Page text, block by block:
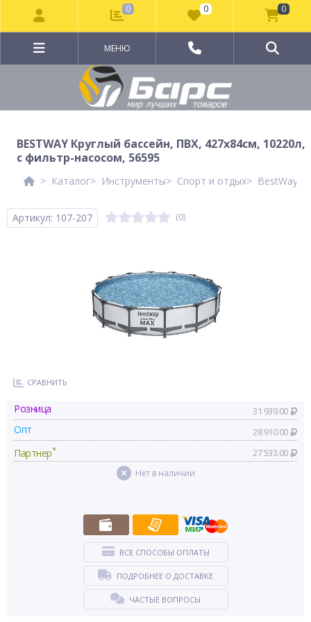
МЕНЮ
BESTWAY Круглый бассейн, ПВХ, 427х84см, 10220л,
с фильтр-насосом, 56595
Каталог Инструменты Спорт и отдых BestWay
Артикул: 107-207 (0)
СРАВНИТЬ
Розница 31 939.00
Опт 28 910.00
Партнер* 27 533.00
Нет в наличии
ВСЕ СПОСОБЫ ОПЛАТЫ
ПОДРОБНЕЕ О ДОСТАВКЕ
ЧАСТЫЕ ВОПРОСЫ
0 0 0